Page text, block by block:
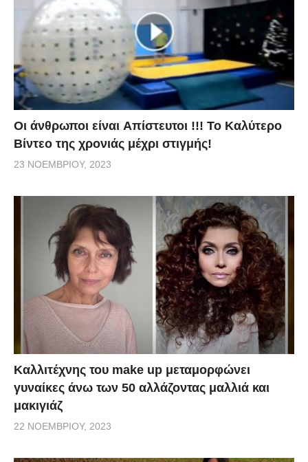
Οι άνθρωποι είναι Aπίστευτοι !!! To Καλύτερο
Βίντεο της χρονιάς μέχρι στιγμής!
23 ΝΟΕΜΒΡΊΟΥ, 2023
Καλλιτέχνης του make up μεταμορφώνει
γυναίκες άνω των 50 αλλάζοντας μαλλιά και
μακιγιάζ
22 ΝΟΕΜΒΡΊΟΥ, 2023